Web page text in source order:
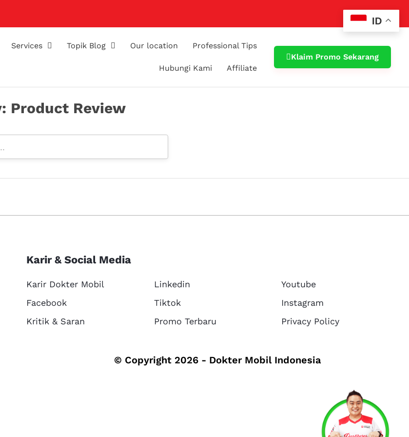
Services Topik Blog Our location Professional Tips
Hubungi Kami Affiliate
Klaim Promo Sekarang
Product Review
Karir & Social Media
Karir Dokter Mobil Linkedin
Youtube
Facebook
Tiktok
Instagram
Kritik & Saran
Promo Terbaru Privacy Policy
© Copyright 2026 - Dokter Mobil Indonesia
ID